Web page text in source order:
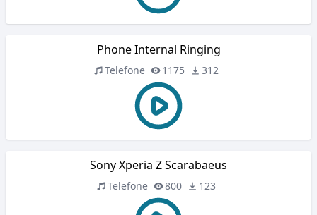
Phone Internal Ringing
Telefone 1175 312
Sony Xperia Z Scarabaeus
Telefone 800 123